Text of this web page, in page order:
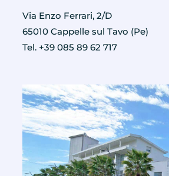
Via Enzo Ferrari, 2/D
65010 Cappelle sul Tavo (Pe)
Tel. +39 085 89 62 717